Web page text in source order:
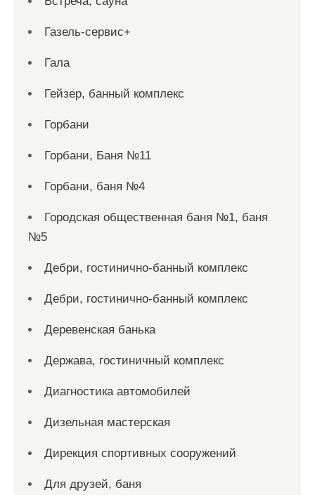
Газель-сервис+
Гала
Гейзер, банный комплекс
Горбани
Горбани, Баня №11
Горбани, баня №4
Городская общественная баня №1, баня
№5
Дебри, гостинично-банный комплекс
Дебри, гостинично-банный комплекс
Деревенская банька
Держава, гостиничный комплекс
Диагностика автомобилей
Дизельная мастерская
Дирекция спортивных сооружений
Для друзей, баня